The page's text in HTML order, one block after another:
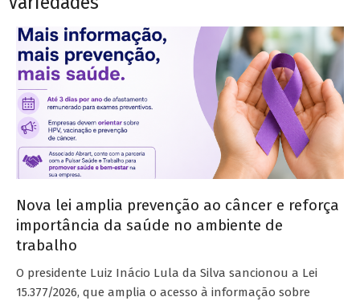
Nova lei amplia prevenção ao câncer e reforça
importância da saúde no ambiente de
trabalho
O presidente Luiz Inácio Lula da Silva sancionou a Lei
15.377/2026, que amplia o acesso à informação sobre